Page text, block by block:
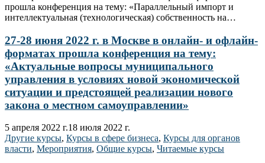
прошла конференция на тему: «Параллельный импорт и
интеллектуальная (технологическая) собственность на…
27-28 июня 2022 г. в Москве в онлайн- и офлайн-
форматах прошла конференция на тему:
«Актуальные вопросы муниципального
управления в условиях новой экономической
ситуации и предстоящей реализации нового
закона о местном самоуправлении»
5 апреля 2022 г.18 июля 2022 г.
Другие курсы, Курсы в сфере бизнеса, Курсы для органов
власти, Мероприятия, Общие курсы, Читаемые курсы